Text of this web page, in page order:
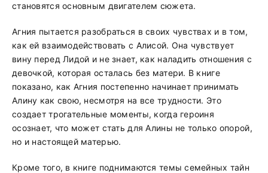
становятся основным двигателем сюжета.
Агния пытается разобраться в своих чувствах и в том,
как ей взаимодействовать с Алисой. Она чувствует
вину перед Лидой и не знает, как наладить отношения с
девочкой, которая осталась без матери. В книге
показано, как Агния постепенно начинает принимать
Алину как свою, несмотря на все трудности. Это
создает трогательные моменты, когда героиня
осознает, что может стать для Алины не только опорой,
но и настоящей матерью.
Кроме того, в книге поднимаются темы семейных тайн